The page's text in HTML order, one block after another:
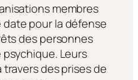
membres
date pour la défense
des personnes
Leurs
des prises de